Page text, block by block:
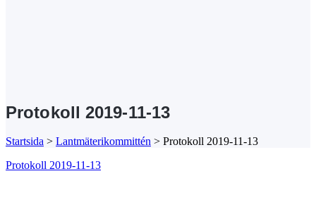
Protokoll 2019-11-13
Startsida > Lantmäterikommittén > Protokoll 2019-11-13
Protokoll 2019-11-13